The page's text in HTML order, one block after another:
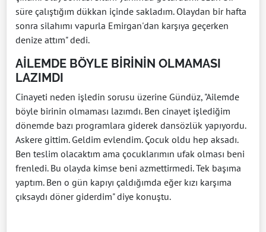
süre çalıştığım dükkan içinde sakladım. Olaydan bir hafta
sonra silahımı vapurla Emirgan'dan karşıya geçerken
denize attım" dedi.
AİLEMDE BÖYLE BİRİNİN OLMAMASI
LAZIMDI
Cinayeti neden işledin sorusu üzerine Gündüz, "Ailemde
böyle birinin olmaması lazımdı. Ben cinayet işlediğim
dönemde bazı programlara giderek dansözlük yapıyordu.
Askere gittim. Geldim evlendim. Çocuk oldu hep aksadı.
Ben teslim olacaktım ama çocuklarımın ufak olması beni
frenledi. Bu olayda kimse beni azmettirmedi. Tek başıma
yaptım. Ben o gün kapıyı çaldığımda eğer kızı karşıma
çıksaydı döner giderdim" diye konuştu.